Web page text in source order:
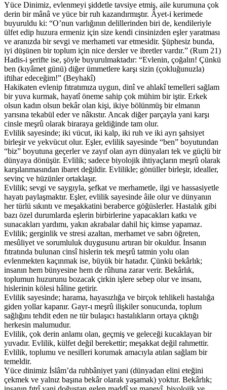
Yüce Dinimiz, evlenmeyi şiddetle tavsiye etmiş, aile kurumuna çok
derin bir mânâ ve yüce bir ruh kazandırmıştır. Âyet-i kerimede
buyuruldu ki: “O’nun varlığının delillerinden biri de, kendileriyle
ülfet edip huzura ermeniz için size kendi cinsinizden eşler yaratması
ve aranızda bir sevgi ve merhameti var etmesidir. Şüphesiz bunda,
iyi düşünen bir toplum için nice dersler ve ibretler vardır.” (Rum 21)
Hadis-i şerifte ise, şöyle buyurulmaktadır: “Evlenin, çoğalın! Çünkü
ben (kıyâmet günü) diğer ümmetlere karşı sizin (çokluğunuzla)
iftihar edeceğim!” (Beyhakî)
Hakikaten evlenip fıtratımıza uygun, dinî ve ahlakî temelleri sağlam
bir yuva kurmak, hayatî öneme sahip çok mühim bir iştir. Erkek
olsun kadın olsun bekâr olan kişi, ikiye bölünmüş bir elmanın
yarısına tekabül eder ve nâkıstır. Ancak diğer parçayla yani karşı
cinsle meşrû olarak biraraya geldiğinde tam olur.
Evlilik sayesinde; iki vücut, iki kalp, iki ruh ve iki ayrı şahsiyet
birleşir ve yekvücut olur. Eşler, evlilik sayesinde “ben” boyutundan
“biz” boyutuna geçerler ve zayıf olan ayrı dünyaları tek ve güçlü bir
dünyaya dönüşür. Evlilik; sadece biyolojik ihtiyaçların meşrû olarak
karşılanmasından ibaret değildir. Evlilikle; gönüller birleşir, idealler,
sevinç ve hüzünler ortaklaşır.
Evlilik; sevgi ve saygıyla, şefkat ve merhametle, ilgi ve hassasiyetle
hayatı paylaşmaktır. Eşler, evlilik sayesinde âile olur ve dünyanın
her türlü sıkıntı ve meşakkatini beraberce göğüslerler. Hastalık gibi
bazı özel durumlarda eşlerin birbirlerine yapacakları katkı ve
sunacakları yardımı, yakın akrabalar dahil hiç kimse yapamaz.
Evlilik; gerginlik ve stresi azaltan, merhamet ve sabrı öğreten,
mesûliyet ve sorumluluk duygusunu artıran bir okuldur. İnsanın
fıtratında bulunan cinsî hislerin tek meşrû tatmin yolu olan
evlenmekten kaçınmak ise, büyük bir hatadır. Çünkü bekârlık;
insanın hem bünyesine hem de rûhuna zarar verir. Bekârlık,
toplumun huzurunu bozacak çirkin işlere sebep olur ve insanı,
hislerinin kölesi hâline getirir.
Evlilik sayesinde; harama, hayasızlığa ve birçok tehlikeli hastalığa
giden yollar kapanır. Gayr-ı meşrû ilişkiler sonucunda, toplum
sağlığını tehdit eden ne tür bulaşıcı hastalıkların ortaya çıktığı
herkesin malumudur.
Evlilik, çok derin anlamı olan, geçmiş ve geleceği kucaklayan bir
yuvadır. Evlilik, külfet değil berekettir; meşakkat değil rahmettir.
Evlilik, toplumu ve nesilleri korumak amacıyla atılan sağlam bir
temeldir.
Yüce dinimiz İslâm’da ruhbâniyet yani (dünyadan elini eteğini
çekmek ve yalnız başına bekâr olarak yaşamak) yoktur. Bekârlık;